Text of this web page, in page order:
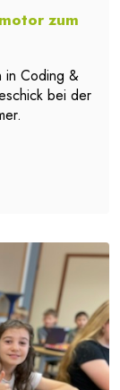
zum
in Coding &
bei der